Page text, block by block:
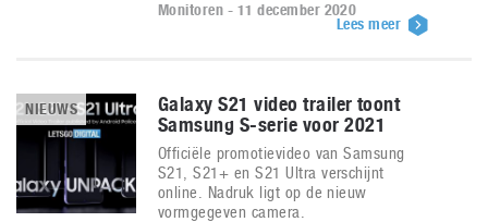
Monitoren - 11 december 2020
Lees meer
NIEUWS
Galaxy S21 video trailer toont
Samsung S-serie voor 2021
Officiële promotievideo van Samsung
S21, S21+ en S21 Ultra verschijnt
online. Nadruk ligt op de nieuw
vormgegeven camera.